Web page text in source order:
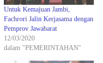
Untuk Kemajuan Jambi,
Fachrori Jalin Kerjasama dengan
Pemprov Jawabarat
12/03/2020
dalam "PEMERINTAHAN"